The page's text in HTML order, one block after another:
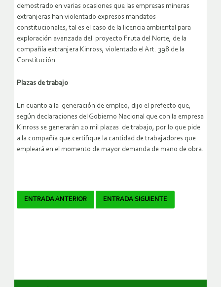
demostrado en varias ocasiones que las empresas mineras
extranjeras han violentado expresos mandatos
constitucionales, tal es el caso de la licencia ambiental para
exploración avanzada del proyecto Fruta del Norte, de la
compañía extranjera Kinross, violentado el Art. 398 de la
Constitución.
Plazas de trabajo
En cuanto a la generación de empleo, dijo el prefecto que,
según declaraciones del Gobierno Nacional que con la empresa
Kinross se generarán 20 mil plazas de trabajo, por lo que pide
a la compañía que certifique la cantidad de trabajadores que
empleará en el momento de mayor demanda de mano de obra.
Navegador
ENTRADA ANTERIOR ENTRADA SIGUIENTE